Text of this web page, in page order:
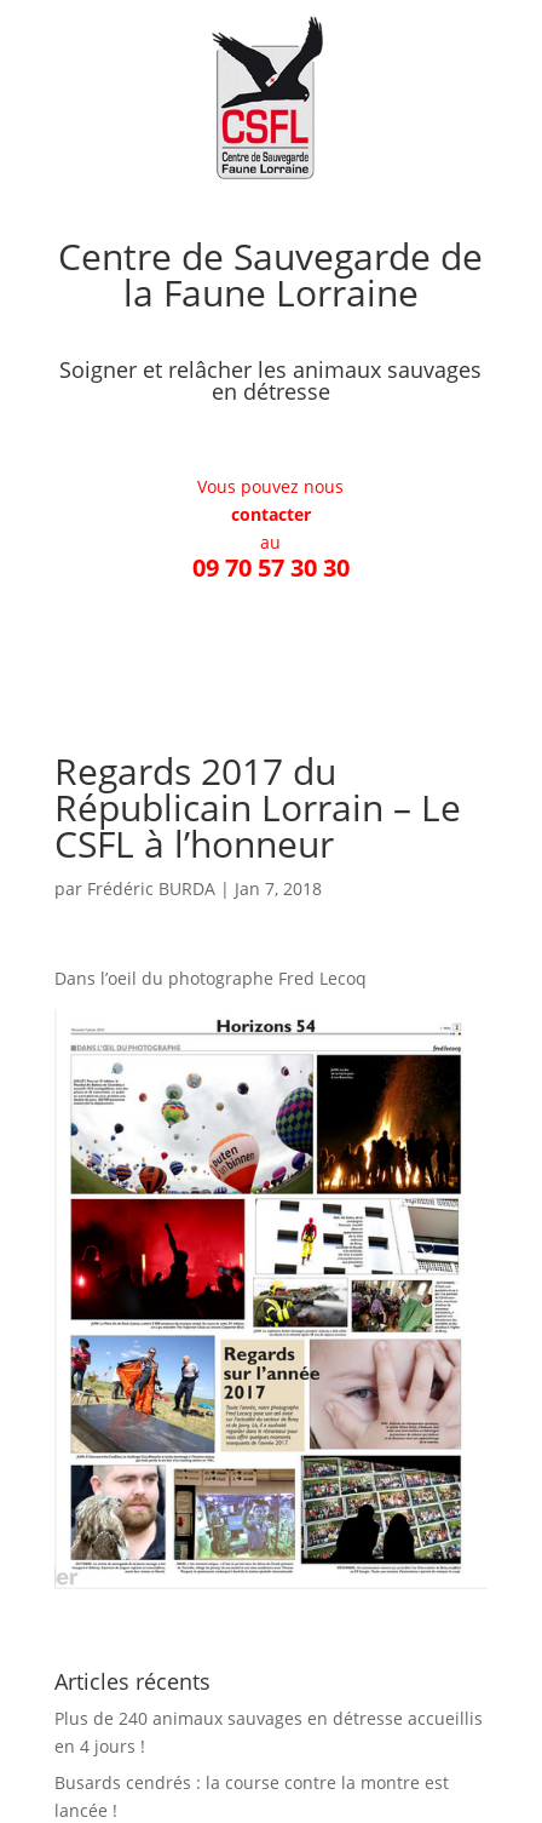
Centre de Sauvegarde de
la Faune Lorraine
Soigner et relâcher les animaux sauvages
en détresse
Vous pouvez nous
contacter
au
09 70 57 30 30
Regards 2017 du
Républicain Lorrain – Le
CSFL à l’honneur
par Frédéric BURDA| Jan 7, 2018
Dans l’oeil du photographe Fred Lecoq
Articles récents
Plus de 240 animaux sauvages en détresse accueillis
en 4 jours !
Busards cendrés : la course contre la montre est
lancée !